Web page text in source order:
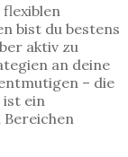
bist du bestens
aktiv zu
an deine
– die
ist ein